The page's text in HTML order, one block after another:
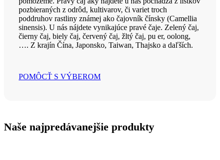
pozbieraných z odrôd, kultivarov, či variet troch
poddruhov rastliny známej ako čajovník čínsky (Camellia
sinensis). U nás nájdete vynikajúce pravé čaje. Zelený čaj,
čierny čaj, biely čaj, červený čaj, žltý čaj, pu er, oolong,
…. Z krajín Čína, Japonsko, Taiwan, Thajsko a daľších.
POMÔCŤ S VÝBEROM
Naše najpredávanejšie produkty